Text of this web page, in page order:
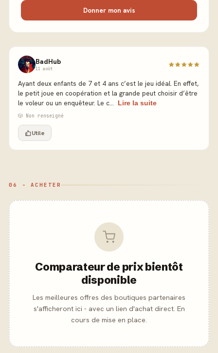
Donner mon avis
BadHub
11 août
Ayant deux enfants de 7 et 4 ans c’est le jeu idéal. En effet,
le petit joue en coopération et la grande peut choisir d’être
le voleur ou un enquêteur. Le c...
Lire la suite
🎲 Non renseigné
Utile
06 - ACHETER
Comparateur de prix bientôt
disponible
Les meilleures offres des boutiques partenaires
s'afficheront ici - avec un lien d'achat direct. En
cours de mise en place.